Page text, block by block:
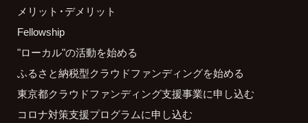
メリット・デメリット
Fellowship
"ローカル"の活動を始める
ふるさと納税型クラウドファンディングを始める
東京都クラウドファンディング支援事業に申し込む
コロナ対策支援プログラムに申し込む